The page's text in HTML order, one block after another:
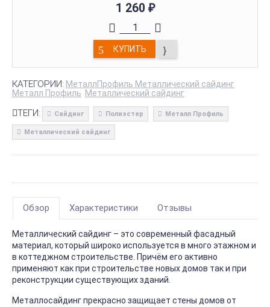
1 260 ₽
КУПИТЬ
КАТЕГОРИИ: МеталлПрофиль Металлический сайдинг
Металл Профиль Металлический сайдинг
ТЕГИ: Сайдинг Полиэстер Металл Профиль
Металлический сайдинг
Обзор Характеристики Отзывы
Металлический сайдинг – это современный фасадный
материал, который широко используется в много этажном и
в коттеджном строительстве. Причём его активно
применяют как при строительстве новых домов так и при
реконструкции существующих зданий.
Металлосайдинг прекрасно защищает стены домов от